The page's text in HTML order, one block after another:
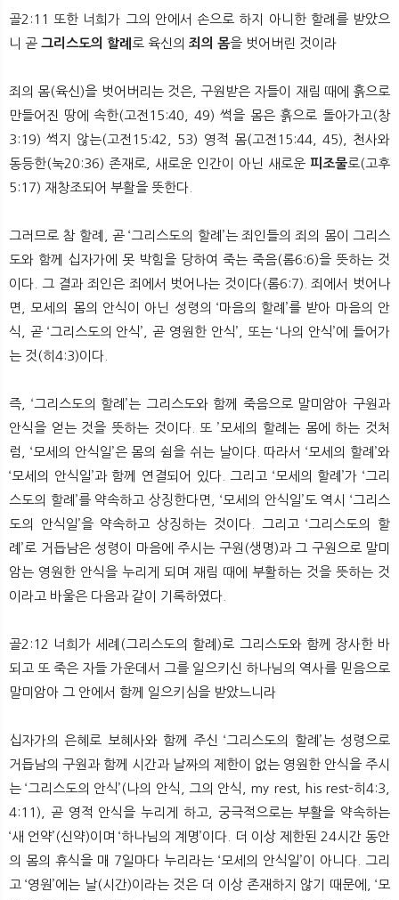
​골2:11 또한 너희가 그의 안에서 손으로 하지 아니한 할례를 받았으
니 곧 그리스도의 할례 로 육신의 죄의 몸을 벗어버린 것이라
죄의 몸(육신)을 벗어버리는 것은, 구원받은 자들이 재림 때에 흙으로
만들어진 땅에 속한(고전15:40, 49) 썩을 몸은 흙으로 돌아가고(창
3:19) 썩지 않는(고전15:42, 53) 영적 몸(고전15:44, 45), 천사와
동등한(눅20:36) 존재로, 새로운 인간이 아닌 새로운 피조물로(고후
5:17) 재창조되어 부활을 뜻한다.
그러므로 참 할례, 곧 ‘그리스도의 할례’는 죄인들의 죄의 몸이 그리스
도와 함께 십자가에 못 박힘을 당하여 죽는 죽음(롬6:6)을 뜻하는 것
이다. 그 결과 죄인은 죄에서 벗어나는 것이다(롬6:7). 죄에서 벗어나
면, 모세의 몸의 안식이 아닌 성령의 ‘마음의 할례’를 받아 마음의 안
식, 곧 ‘그리스도의 안식’, 곧 영원한 안식’, 또는 ‘나의 안식’에 들어가
는 것(히4:3)이다.
즉, ‘그리스도의 할례’는 그리스도와 함께 죽음으로 말미암아 구원과
안식을 얻는 것을 뜻하는 것이다. 또 ’모세의 할례는 몸에 하는 것처
럼, ‘모세의 안식일’은 몸의 쉼을 쉬는 날이다. 따라서 ‘모세의 할례’와
‘모세의 안식일’과 함께 연결되어 있다. 그리고 ‘모세의 할례’가 ‘그리
스도의 할례’를 약속하고 상징한다면, ‘모세의 안식일’도 역시 ‘그리스
도의 안식일’을 약속하고 상징하는 것이다. 그리고 ‘그리스도의 할
례’로 거듭남은 성령이 마음에 주시는 구원(생명)과 그 구원으로 말미
암는 영원한 안식을 누리게 되며 재림 때에 부활하는 것을 뜻하는 것
이라고 바울은 다음과 같이 기록하였다.
골2:12 너희가 세례(그리스도의 할례)로 그리스도와 함께 장사한 바
되고 또 죽은 자들 가운데서 그를 일으키신 하나님의 역사를 믿음으로
말미암아 그 안에서 함께 일으키심을 받았느니라​​
십자가의 은혜로 보혜사와 함께 주신 ‘그리스도의 할례’는 성령으로
거듭남의 구원과 함께 시간과 날짜의 제한이 없는 영원한 안식을 주시
는 ‘그리스도의 안식’(나의 안식, 그의 안식, my rest, his rest–히4:3,
4:11), 곧 영적 안식을 누리게 하고, 궁극적으로는 부활을 약속하는
‘새 언약’(신약)이며 ‘하나님의 계명’이다. 더 이상 제한된 24시간 동안
의 몸의 휴식을 매 7일마다 누리라는 ‘모세의 안식일’이 아니다. 그리
고 ‘영원’에는 날(시간)이라는 것은 더 이상 존재하지 않기 때문에, ‘모